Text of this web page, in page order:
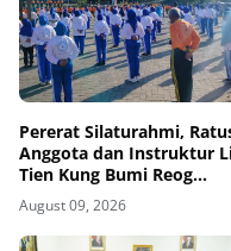
Pererat Silaturahmi,
Anggota dan Instruktur
Tien Kung Bumi Reog
Ponorogo Gelar Latihan
Bersama di Embung Pakel
August 09, 2026